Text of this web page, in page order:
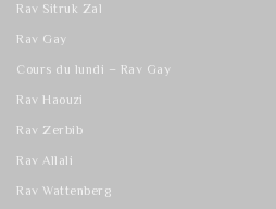
Rav Sitruk Zal
Rav Gay
Cours du lundi – Rav Gay
Rav Haouzi
Rav Zerbib
Rav Allali
Rav Wattenberg